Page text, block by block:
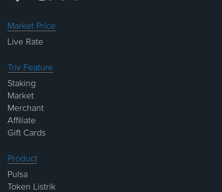
Market Price
Live Rate
Triv Feature
Staking
Market
Merchant
Affiliate
Gift Cards
Product
Pulsa
Token Listrik